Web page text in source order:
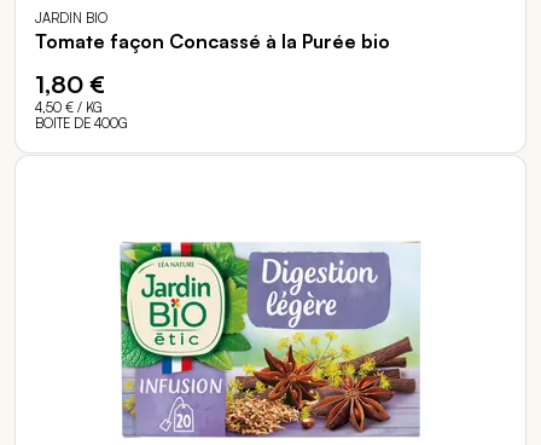
JARDIN BIO
Tomate façon Concassé à la Purée bio
1,80 €
4,50 € / KG
BOITE DE 400G